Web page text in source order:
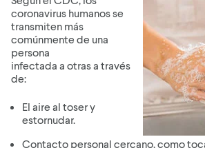
coronavirus humanos se
transmiten más
comúnmente de una
persona
infectada a otras a través
de:
El aire al toser y
estornudar.
Contacto personal cercano, como